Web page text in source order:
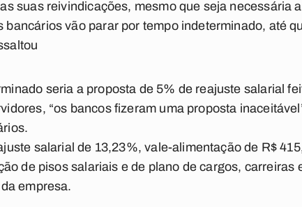
suas reivindicações, mesmo que seja necessária
bancários vão parar por tempo indeterminado, até
seria a proposta de 5% de reajuste salarial
“os bancos fizeram uma proposta
salarial de 13,23%, vale-alimentação de R$
de pisos salariais e de plano de cargos, carreiras
empresa.